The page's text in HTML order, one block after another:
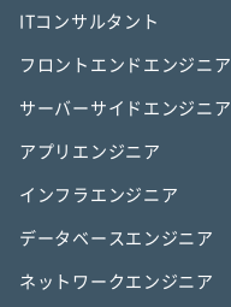
ITコンサルタント
フロントエンドエンジニア
サーバーサイドエンジニア
アプリエンジニア
インフラエンジニア
データベースエンジニア
ネットワークエンジニア